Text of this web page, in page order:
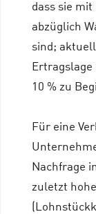
dass sie
abzüglich
sind;
10 % zu
Für eine
Nachfrage
zuletzt